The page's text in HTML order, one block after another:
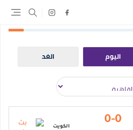
اليوم الغد
0-0
الكويت